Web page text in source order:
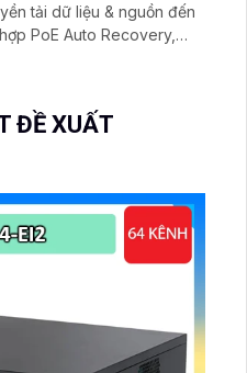
PoE Auto Recovery,
ĐỀ XUẤT